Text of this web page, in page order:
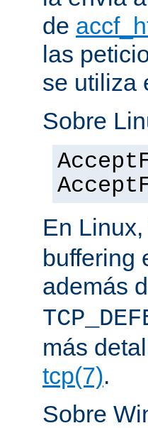
de
las
se utiliza
Sobre
En Linux,
buffering
además
más
tcp(7).
Sobre